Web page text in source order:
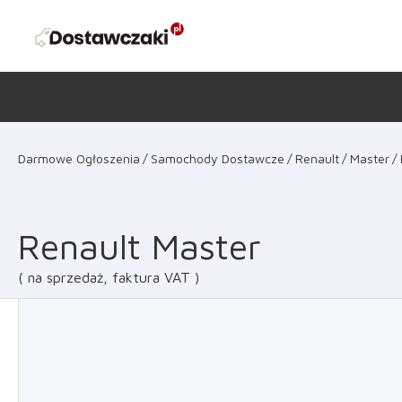
Darmowe Ogłoszenia Samochody Dostawcze Renault Master
Renault Master
na sprzedaż, faktura VAT